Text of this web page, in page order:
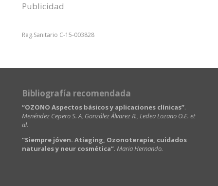
Publicidad
Reg.Sanitario C-15-003828
Bibliografía recomendada
“OZONO Aspectos básicos y aplicaciones clínicas”.
Menéndez Cepero S. A, González Álvarez R., Ledea Lozano O.E. et
al.
“Siempre jóven. Atiaging, Ozonoterapia, cuidados
naturales y neur cosmética”. Maria Hernando.